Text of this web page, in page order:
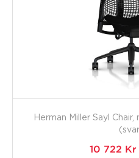
Herman Miller Sayl
10 722 Kr